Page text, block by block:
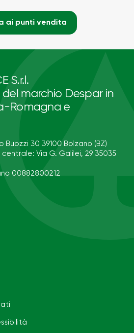
ai punti vendita
S.r.l.
marchio Despar in
Romagna e
Buozzi 30 39100 Bolzano (BZ)
Via G. Galilei, 29 35035
00882800212